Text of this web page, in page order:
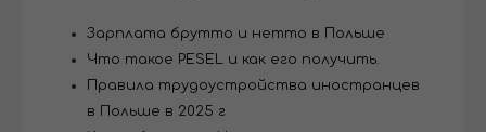
Зарплата брутто и нетто в Польше
Что такое PESEL и как его получить.
Правила трудоустройства иностранцев
в Польше в 2025 г